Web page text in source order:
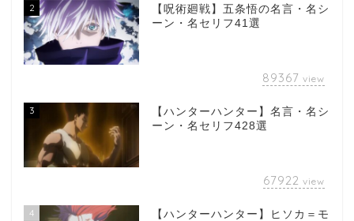
2
【呪術廻戦】五条悟の名言・名シ
ーン・名セリフ41選
89367 view
3
【ハンターハンター】名言・名シ
ーン・名セリフ428選
67922 view
4
【ハンターハンター】ヒソカ＝モ